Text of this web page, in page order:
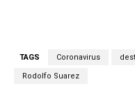
TAGS Coronavirus
Rodolfo Suarez